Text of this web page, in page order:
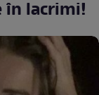
în lacrimi!